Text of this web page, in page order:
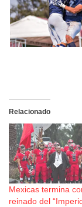
Relacionado
Mexicas termina
reinado del